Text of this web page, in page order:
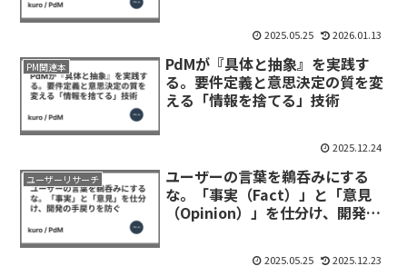
2025.05.25 2026.01.13
PM関連本
PdMが『具体と抽象』を実践す
る。要件定義と意思決定の質を変
える「情報を捨てる」技術
2025.12.24
ユーザーリサーチ
ユーザーの言葉を鵜呑みにする
な。「事実（Fact）」と「意見
（Opinion）」を仕分け、開発の
2025.05.25 2025.12.23